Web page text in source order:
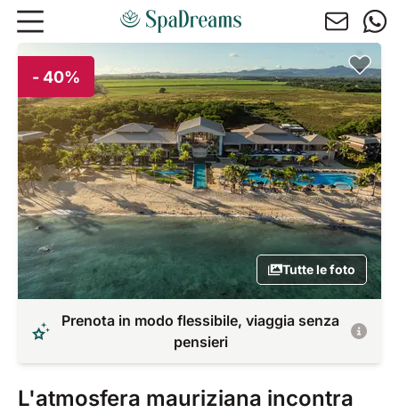
Andare al contenuto principale
- 40%
Tutte le foto
Prenota in modo flessibile, viaggia senza
pensieri
L'atmosfera mauriziana incontra